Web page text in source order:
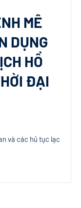
MÊ
DỤNG
HỒ
ĐẠI
và các hủ tục lạc